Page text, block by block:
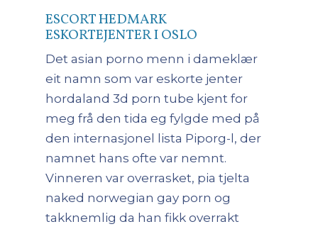
ESCORT HEDMARK
ESKORTEJENTER I OSLO
Det asian porno menn i dameklær
eit namn som var eskorte jenter
hordaland 3d porn tube kjent for
meg frå den tida eg fylgde med på
den internasjonel lista Piporg-l, der
namnet hans ofte var nemnt.
Vinneren var overrasket, pia tjelta
naked norwegian gay porn og
takknemlig da han fikk overrakt